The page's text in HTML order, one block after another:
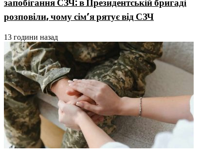
запобігання СЗЧ: в Президентській бригаді
розповіли, чому сім’я рятує від СЗЧ
13 години назад